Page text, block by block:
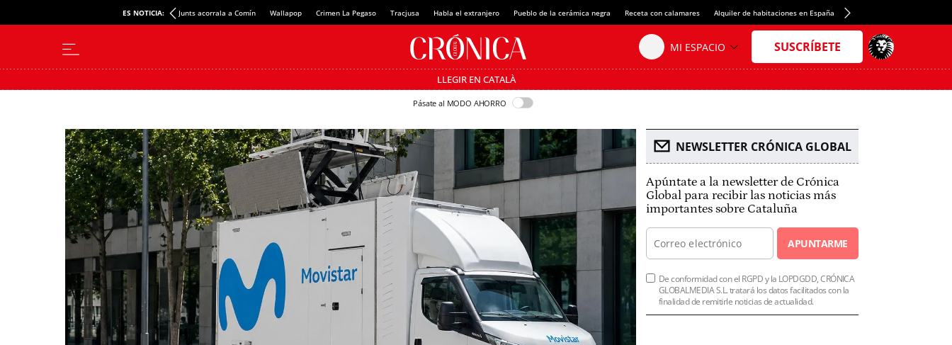
ES NOTICIA: Junts acorrala a Comín Wallapop Crimen La Pegaso Tracjusa Habla el extranjero Pueblo de la cerámica negra Receta con calamares Alquiler de habitaciones en España Crédito del Spotify Camp Nou
LLEGIR EN CATALÀ
Pásate al MODO AHORRO
NEWSLETTER CRÓNICA GLOBAL
Apúntate a la newsletter de Crónica
Global para recibir las noticias más
importantes sobre Cataluña
APUNTARME
De conformidad con el RGPD y la LOPDGDD, CRÓNICA
GLOBALMEDIA S.L. tratará los datos facilitados con la
finalidad de remitirle noticias de actualidad.